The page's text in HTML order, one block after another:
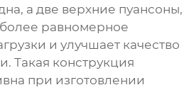
а две верхние пуансоны,
равномерное
и улучшает качество
Такая конструкция
при изготовлении